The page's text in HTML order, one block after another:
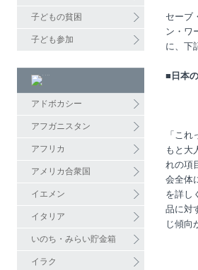
子どもの貧困
子ども参加
アドボカシー
アフガニスタン
アフリカ
アメリカ合衆国
イエメン
イタリア
いのち・みらい貯金箱
イラク
セーブ
ン・ワ
に、下
■日本
「こ
もと大
れの項
会全体
を詳し
品に対
じ傾向